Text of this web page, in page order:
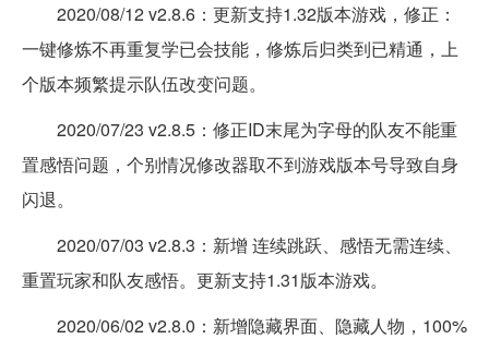
2020/08/12 v2.8.6：更新支持1.32版本游戏，修正：
一键修炼不再重复学已会技能，修炼后归类到已精通，上
个版本频繁提示队伍改变问题。
2020/07/23 v2.8.5：修正ID末尾为字母的队友不能重
置感悟问题，个别情况修改器取不到游戏版本号导致自身
闪退。
2020/07/03 v2.8.3：新增 连续跳跃、感悟无需连续、
重置玩家和队友感悟。更新支持1.31版本游戏。
2020/06/02 v2.8.0：新增隐藏界面、隐藏人物，100%